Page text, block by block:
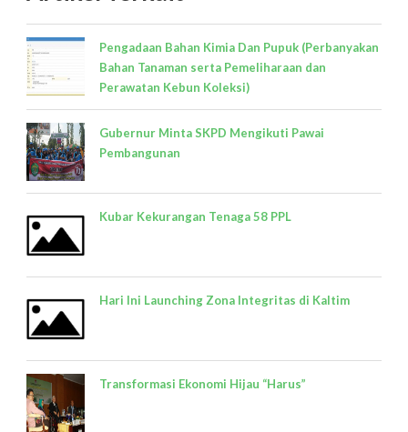
Pengadaan Bahan Kimia Dan Pupuk (Perbanyakan
Bahan Tanaman serta Pemeliharaan dan
Perawatan Kebun Koleksi)
Gubernur Minta SKPD Mengikuti Pawai
Pembangunan
Kubar Kekurangan Tenaga 58 PPL
Hari Ini Launching Zona Integritas di Kaltim
Transformasi Ekonomi Hijau “Harus”